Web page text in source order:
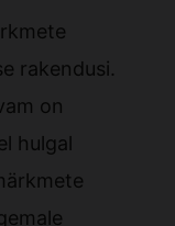
rakendusi.
on
hulgal